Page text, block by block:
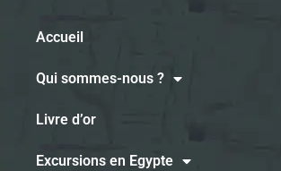
Accueil
Qui sommes-nous ?
Livre d’or
Excursions en Egypte